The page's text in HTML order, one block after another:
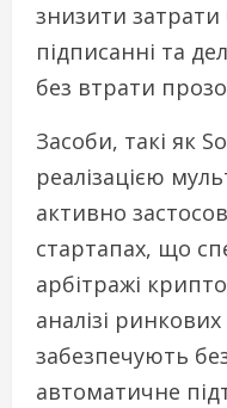
знизити
підписанні та
без втрати
Засоби, такі як
реалізацією
активно
стартапах, що
арбітражі
аналізі
забезпечують
автоматичне